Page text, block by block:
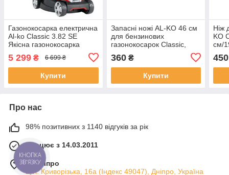
Газонокосарка електрична
Al-ko Classic 3.82 SE
Якісна газонокосарка
Електрична газонокосарка
5 299 ₴ 6 699 ₴
Купити
Запасні ножі AL-KO 46 см
для бензинових
газонокосарок Classic,
Premium
360₴
Купити
Ніж
KO
см/
450
Про нас
98% позитивних з 1140 відгуків за рік
Працює з 14.03.2011
м. Дніпро
вул. Криворізька, 16а (Індекс 49047), Дніпро, Україна
КНОПКА
ЗВ'ЯЗКУ